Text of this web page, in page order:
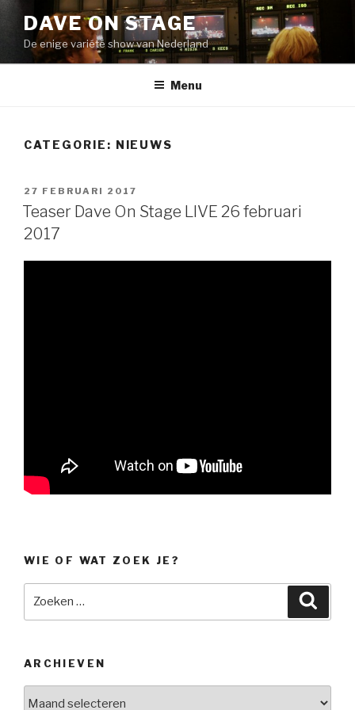
Naar
inhoud
springen
DAVE ON STAGE
De enige variété show van Nederland
Menu
CATEGORIE: NIEUWS
GEPLAATST
OP
27 FEBRUARI 2017
Teaser Dave On Stage LIVE 26 februari
2017
WIE OF WAT ZOEK JE?
ARCHIEVEN